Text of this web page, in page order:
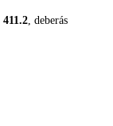
411.2 , deberás